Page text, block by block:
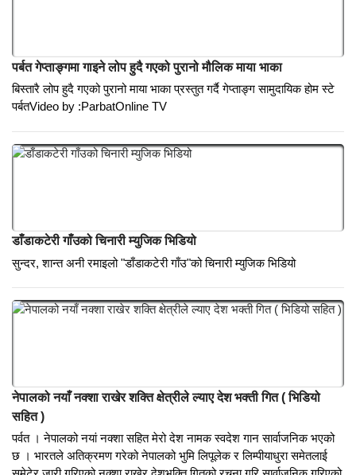
यात्रा महाशिला पर्बतको || Biggest Stone of Asia || बिहादी देखि महाशिला
सम्मको यात्रा. Video by: Parbat Online TV
बिस्तारै लोप हुदै गएको पुरानो माया भाका प्रस्तुत गर्दै गेप्ताङ्ग सामुदायिक होम स्टे
पर्बतVideo by :ParbatOnline TV
डाँडाकटेरी गाँउको चिनारी म्युजिक भिडियो
सुन्दर, शान्त अनी रमाइलो "डाँडाकटेरी गाँउ"को चिनारी म्युजिक भिडियो